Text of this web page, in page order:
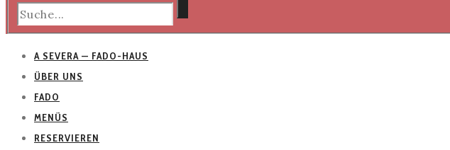
A SEVERA — FADO-HAUS
ÜBER UNS
FADO
MENÜS
RESERVIEREN